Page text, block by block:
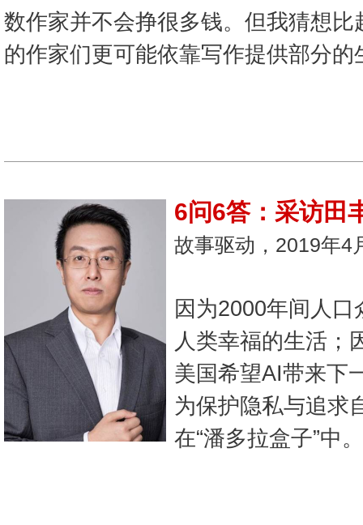
数作家并不会挣很多钱。但我猜想
的作家们更可能依靠写作提供部分的
6问6答：采访田
故事驱动，2019年4
因为2000年间人
人类幸福的生活；
美国希望AI带来下
为保护隐私与追求
在“潘多拉盒子”中。